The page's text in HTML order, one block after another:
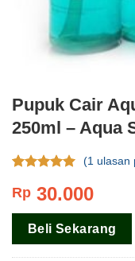
Pupuk Cair
250ml – Aqua
dari 5
pelanggan
(1 ulasan
Rp 30.000
Beli Sekarang